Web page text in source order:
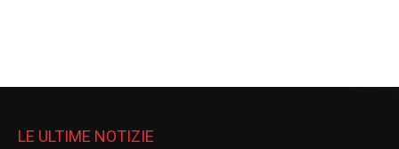
LE ULTIME NOTIZIE